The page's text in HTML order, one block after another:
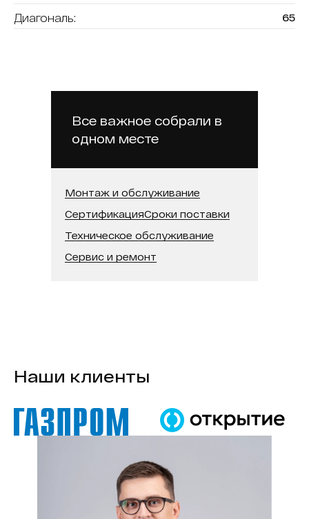
Диагональ: 65
Операционная система: Windows
Все важное собрали в
одном месте
Монтаж и обслуживание
СертификацияСроки поставки
Техническое обслуживание
Сервис и ремонт
Наши клиенты